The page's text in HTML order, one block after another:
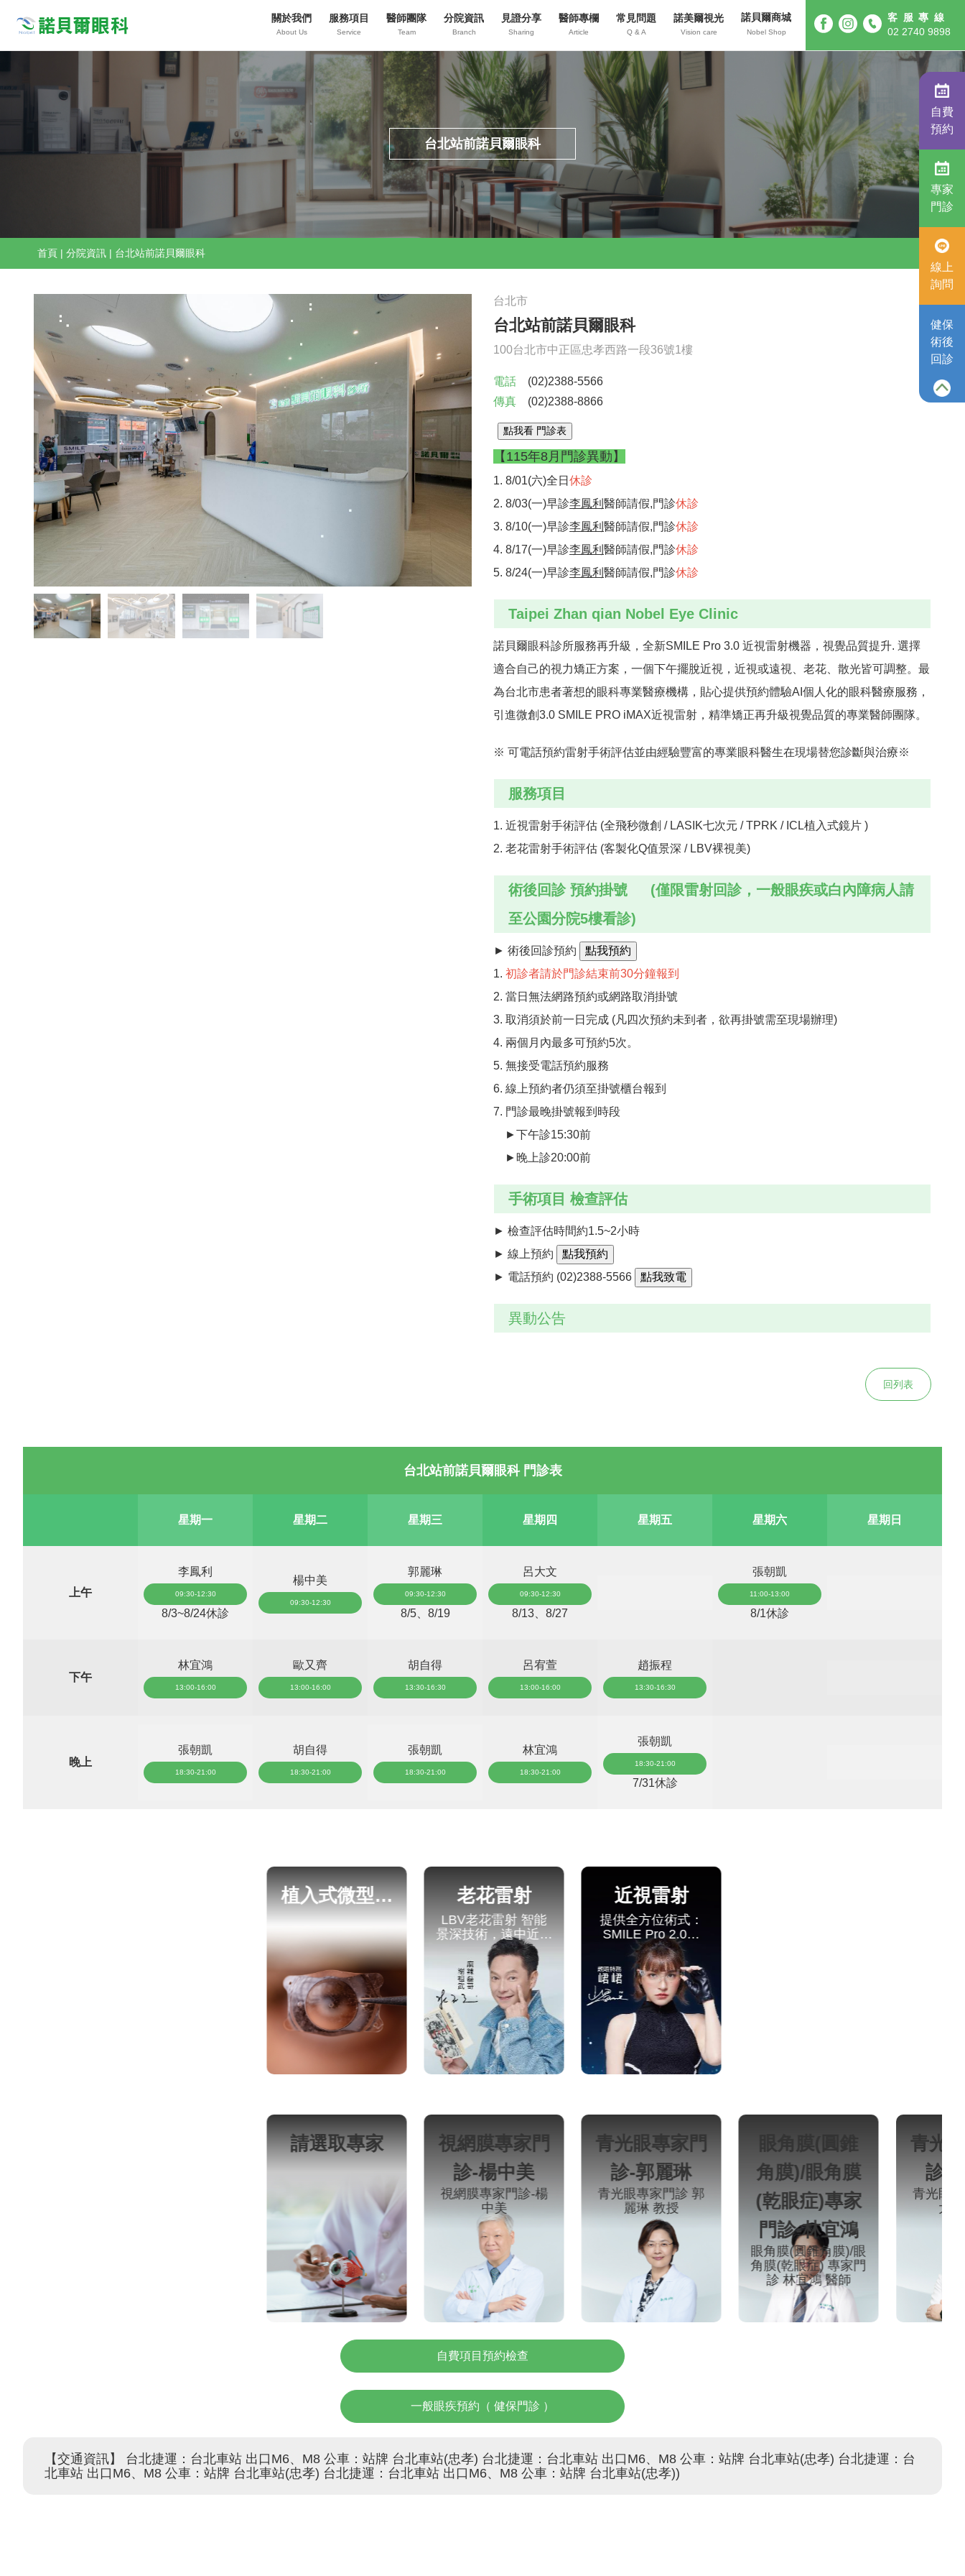
關於我們
About Us
服務項目
Service
醫師團隊
Team
分院資訊
Branch
見證分享
Sharing
醫師專欄
Article
常見問題
Q & A
諾美爾視光
Vision care
諾貝爾商城
Nobel Shop
客服專線
02 2740 9898
台北站前諾貝爾眼科
首頁 | 分院資訊 | 台北站前諾貝爾眼科
台北市
台北站前諾貝爾眼科
100台北市中正區忠孝西路一段36號1樓
電話
(02)2388-5566
傳真
(02)2388-8866
【115年8月門診異動】
1. 8/01(六)全日 休診
2. 8/03(一)早診李鳳利 醫師請假,門診休診
3. 8/10(一)早診李鳳利 醫師請假,門診休診
4. 8/17(一)早診李鳳利 醫師請假,門診休診
5. 8/24(一)早診李鳳利 醫師請假,門診休診
Taipei Zhan qian Nobel Eye Clinic
諾貝爾眼科診所服務再升級，全新SMILE Pro 3.0 近視雷射機器，視覺品質提升. 選擇
適合自己的視力矯正方案，一個下午擺脫近視，近視或遠視、老花、散光皆可調整。最
為台北市患者著想的眼科專業醫療機構，貼心提供預約體驗AI個人化的眼科醫療服務，
引進微創3.0 SMILE PRO iMAX近視雷射，精準矯正再升級視覺品質的專業醫師團隊。
※ 可電話預約雷射手術評估並由經驗豐富的專業眼科醫生在現場替您診斷與治療※
服務項目
1. 近視雷射手術評估 (全飛秒微創 / LASIK七次元 / TPRK / ICL植入式鏡片 )
2. 老花雷射手術評估 (客製化Q值景深 / LBV裸視美)
術後回診 預約掛號
(僅限雷射回診，一般眼疾或白內障病人請
至公園分院5樓看診)
► 術後回診預約
1. 初診者請於門診結束前30分鐘報到
2. 當日無法網路預約或網路取消掛號
3. 取消須於前一日完成 (凡四次預約未到者，欲再掛號需至現場辦理)
4. 兩個月內最多可預約5次。
5. 無接受電話預約服務
6. 線上預約者仍須至掛號櫃台報到
7. 門診最晚掛號報到時段
►下午診15:30前
►晚上診20:00前
手術項目 檢查評估
► 檢查評估時間約1.5~2小時
► 線上預約
► 電話預約 (02)2388-5566
異動公告
回列表
台北站前諾貝爾眼科 門診表
星期一 星期二 星期三 星期四 星期五 星期六 星期日
上午
李鳳利
09:30-12:30
8/3~8/24休診
楊中美
09:30-12:30
郭麗琳
09:30-12:30
8/5、8/19
呂大文
09:30-12:30
8/13、8/27
張朝凱
11:00-13:00
8/1休診
下午
林宜鴻
13:00-16:00
歐又齊
13:00-16:00
胡自得
13:30-16:30
呂宥萱
13:00-16:00
趙振程
13:30-16:30
晚上
張朝凱
18:30-21:00
胡自得
18:30-21:00
張朝凱
18:30-21:00
林宜鴻
18:30-21:00
張朝凱
18:30-21:00
7/31休診
老花雷射
LBV老花雷射 智能
景深技術，遠中近都
清晰，讓謝祖武好視
重現
近視雷射
提供全方位術式：
SMILE Pro 2.0、
SMART系列、
SILK、LASIK、T-
PRK，讓各種不同眼
睛條件的民眾有更多
選擇。
視網膜專家門
視網膜專家門診-楊
中美
青光眼專家門
診-郭麗琳
青光眼專家門診 郭
麗琳 教授
眼角膜(圓錐
角膜)/眼角膜
(乾眼症)專家
門診-林宜鴻
眼角膜(圓錐角膜)/眼
角膜(乾眼症) 專家門
診 林宜鴻 醫師
青光眼專家門
診-呂大文
青光眼專家門診 呂
大文 教授
視網
診-
全
自費項目預約檢查
一般眼疾預約（ 健保門診 ）
【交通資訊】 台北捷運：台北車站 出口M6、M8 公車：站牌 台北車站(忠孝) 台北捷運：台北車站 出口M6、M8 公車：站牌 台北車站(忠孝) 台北捷運：台
北車站 出口M6、M8 公車：站牌 台北車站(忠孝) 台北捷運：台北車站 出口M6、M8 公車：站牌 台北車站(忠孝))
自費
預約
專家
門診
線上
詢問
健保
術後
回診